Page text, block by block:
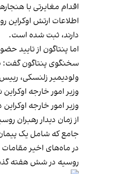
اقدام مغایرتی با
اطلاعات ارتش اوکراین
دارند، ثبت شده است.
اما پنتاگون از تایید
سخنگوی پنتاگون گفت:
ولودیمیر زلنسکی،
وزیر امور خارجه
وزیر امور خارجه
از زمان دیدار رهبران
جامع که شامل یک
در ماه‌های اخیر
روسیه در شش هفته